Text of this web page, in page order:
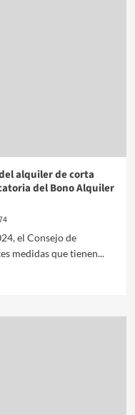
alquiler de corta
del Bono Alquiler
el Consejo de
medidas que tienen...